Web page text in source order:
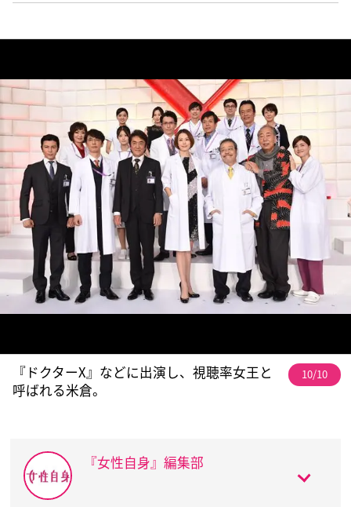
『ドクターX』などに出演し、視聴率女王と
呼ばれる米倉。
10/10
『女性自身』編集部